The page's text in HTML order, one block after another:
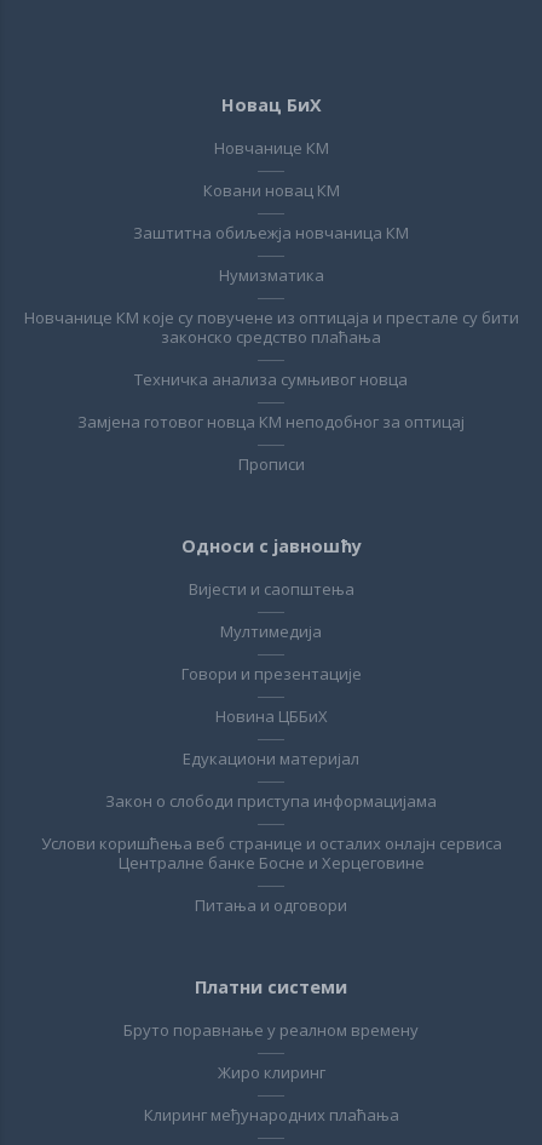
Новац БиХ
Новчанице КМ
Ковани новац КМ
Заштитна обиљежја новчаница КМ
Нумизматика
Новчанице КМ које су повучене из оптицаја и престале су бити
законско средство плаћања
Техничка анализа сумњивог новца
Замјена готовог новца КМ неподобног за оптицај
Прописи
Односи с јавношћу
Вијести и саопштења
Мултимедија
Говори и презентације
Новина ЦББиХ
Едукациони материјал
Закон о слободи приступа информацијама
Услови коришћења веб странице и осталих онлајн сервиса
Централне банке Босне и Херцеговине
Питања и одговори
Платни системи
Бруто поравнање у реалном времену
Жиро клиринг
Клиринг међународних плаћања